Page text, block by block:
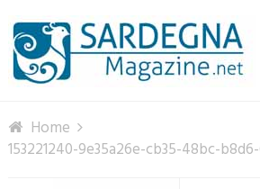
Home
153221240-9e35a26e-cb35-48bc-